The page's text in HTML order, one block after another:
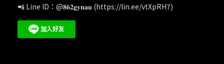
📲 Line ID：@𝟖𝟔𝟐𝐠𝐲𝐧𝐚𝐮 (https://lin.ee/vtXpRH7)